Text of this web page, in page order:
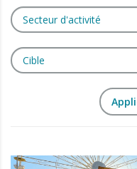
Secteur d'activité
Cible